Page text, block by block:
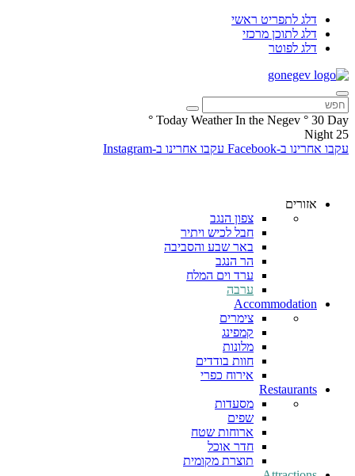
דלג לתפריט ראשי
דלג לתוכן מרכזי
דלג לפוטר
Today Weather In the Negev ° 30 Day
°
25
Night
עקבו אחרינו ב-Facebook
עקבו אחרינו ב-Instagram
אזורים
צפון הנגב
חבל לכיש ויתיר
באר שבע והסביבה
הר הנגב
ערד וים המלח
ערבה
Accommodation
צימרים
קמפינג
מלונות
חוות בודדים
אירוח כפרי
Restaurants
מסעדות
שפים
ארוחות שטח
חדר אוכל
תוצרת מקומית